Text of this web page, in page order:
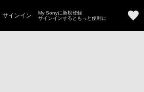
サインイン
My Sonyに新規登録
サインインするともっと便利に